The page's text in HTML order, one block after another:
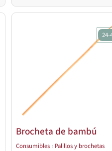
24-
Brocheta de bambú
Consumibles › Palillos y brochetas